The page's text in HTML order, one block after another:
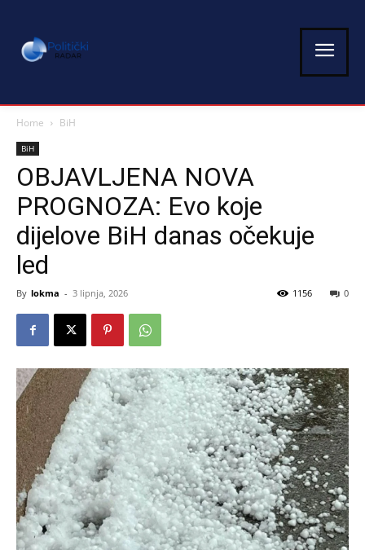
Home BiH
BiH
OBJAVLJENA NOVA
PROGNOZA: Evo koje
dijelove BiH danas očekuje
led
By lokma - 3 lipnja, 2026 0
1156